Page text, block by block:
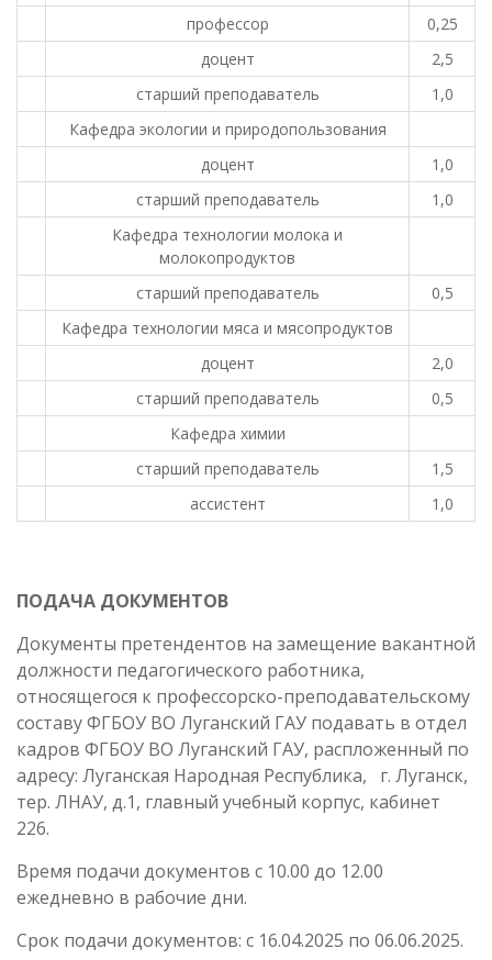
профессор
0,25
доцент
2,5
старший преподаватель
1,0
Кафедра экологии и природопользования
доцент
1,0
старший преподаватель
1,0
Кафедра технологии молока и
молокопродуктов
старший преподаватель
0,5
Кафедра технологии мяса и мясопродуктов
доцент
2,0
старший преподаватель
0,5
Кафедра химии
старший преподаватель
1,5
ассистент
1,0
ПОДАЧА ДОКУМЕНТОВ
Документы претендентов на замещение вакантной
должности педагогического работника,
относящегося к профессорско-преподавательскому
составу ФГБОУ ВО Луганский ГАУ подавать в отдел
кадров ФГБОУ ВО Луганский ГАУ, распложенный по
адресу: Луганская Народная Республика, г. Луганск,
тер. ЛНАУ, д.1, главный учебный корпус, кабинет
226.
Время подачи документов с 10.00 до 12.00
ежедневно в рабочие дни.
Срок подачи документов: с 16.04.2025 по 06.06.2025.